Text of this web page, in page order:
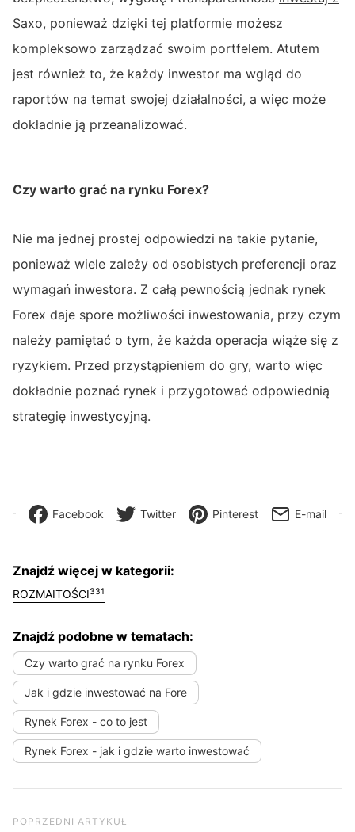
Saxo, ponieważ dzięki tej platformie możesz
kompleksowo zarządzać swoim portfelem. Atutem
jest również to, że każdy inwestor ma wgląd do
raportów na temat swojej działalności, a więc może
dokładnie ją przeanalizować.
Czy warto grać na rynku Forex?
Nie ma jednej prostej odpowiedzi na takie pytanie,
ponieważ wiele zależy od osobistych preferencji oraz
wymagań inwestora. Z całą pewnością jednak rynek
Forex daje spore możliwości inwestowania, przy czym
należy pamiętać o tym, że każda operacja wiąże się z
ryzykiem. Przed przystąpieniem do gry, warto więc
dokładnie poznać rynek i przygotować odpowiednią
strategię inwestycyjną.
Facebook Twitter Pinterest E-mail
Znajdź więcej w kategorii:
ROZMAITOŚCI331
Znajdź podobne w tematach:
Czy warto grać na rynku Forex
Jak i gdzie inwestować na Fore
Rynek Forex - co to jest
Rynek Forex - jak i gdzie warto inwestować
Poprzedni artykuł
POPRZEDNI ARTYKUŁ